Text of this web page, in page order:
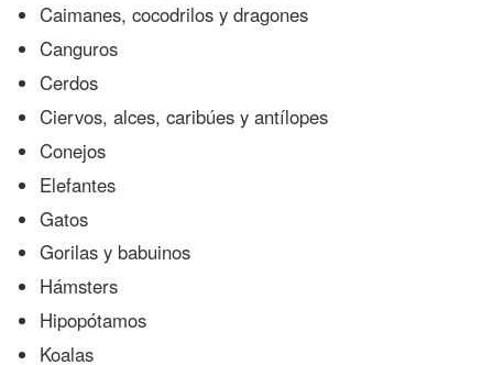
Caimanes, cocodrilos y dragones
Canguros
Cerdos
Ciervos, alces, caribúes y antílopes
Conejos
Elefantes
Gatos
Gorilas y babuinos
Hámsters
Hipopótamos
Koalas